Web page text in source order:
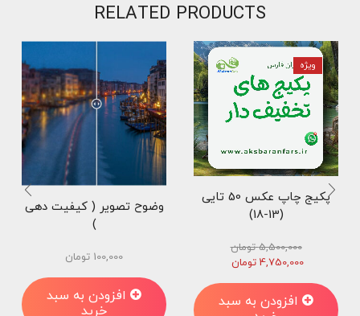
RELATED PRODUCTS
ویژه
پکیج چاپ عکس 50 تایی
(13-18)
5,500,000 تومان
قیمت
بود.
4,750,000 تومان
4,750,000 تومان
است.
افزودن به سبد
وضوح تصویر ( کیفیت دهی
)
100,000 تومان
افزودن به سبد
خرید